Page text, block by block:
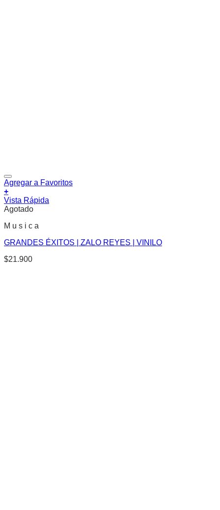
Agregar a Favoritos
+
Vista Rápida
Agotado
M u s i c a
GRANDES ÉXITOS | ZALO REYES | VINILO
$21.900